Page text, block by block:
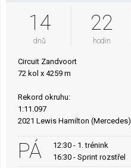
14
dnů
22
hodin
Circuit Zandvoort
72 kol x 4259 m
Rekord okruhu:
1:11.097
2021 Lewis Hamilton (Mercedes)
PÁ
12:30 - 1. trénink
16:30 - Sprint rozstřel